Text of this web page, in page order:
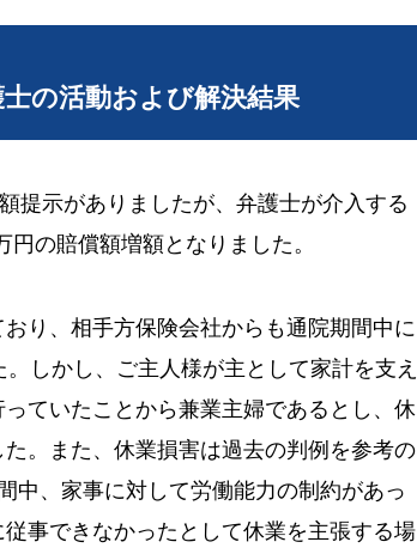
の活動および解決結果
提示がありましたが、弁護士が介入する
の賠償額増額となりました。
り、相手方保険会社からも通院期間中に
しかし、ご主人様が主として家計を支え
ていたことから兼業主婦であるとし、休
。また、休業損害は過去の判例を参考の
中、家事に対して労働能力の制約があっ
事できなかったとして休業を主張する場